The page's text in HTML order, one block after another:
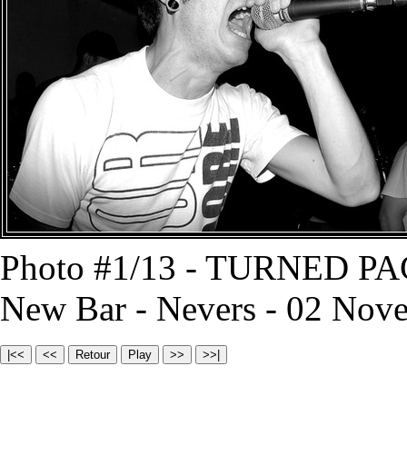
Photo #1/13 - TURNED
New Bar - Nevers - 02